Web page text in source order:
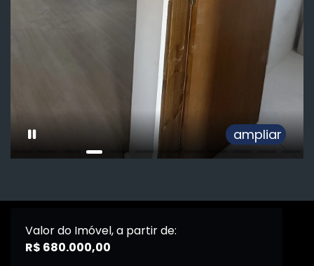
ampliar
Valor do Imóvel, a partir de:
R$ 680.000,00